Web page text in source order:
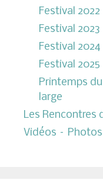
Festival 2022
Festival 2023
Festival 2024
Festival 2025
Printemps
large
Les Rencontres
Vidéos – Photos